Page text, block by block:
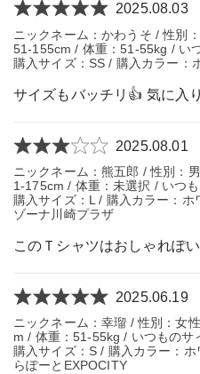
2025.08.03
ニックネーム：かわうそ / 性別
51-155cm / 体重：51-55kg / い
購入サイズ：SS / 購入カラー：
サイズもバッチリ👍 気に入
2025.08.01
ニックネーム：熊五郎 / 性別：
1-175cm / 体重：未選択 / いつも
購入サイズ：L / 購入カラー：
ゾーナ川崎プラザ
このＴシャツはおしゃれぽ
2025.06.19
ニックネーム：幸瑠 / 性別：女
m / 体重：51-55kg / いつものサ
購入サイズ：S / 購入カラー：
らぽーとEXPOCITY